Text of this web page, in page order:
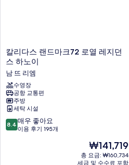
칼
리
다
스
랜
드
마
크
72
로
칼리다스 랜드마크72 로열 레지던
스 하노이
남 뜨 리엠
수영장
공항 교통편
주방
세탁 시설
10
점
8.4 매우 좋아요
이용 후기 195개
현
재
요
₩141,719
총 요금: ₩160,734
세금 및 수수료 포함